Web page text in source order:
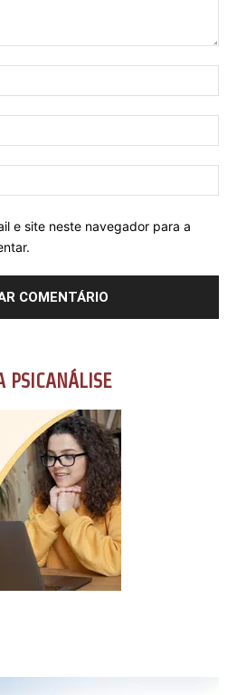
e site neste navegador para a
PSICANÁLISE